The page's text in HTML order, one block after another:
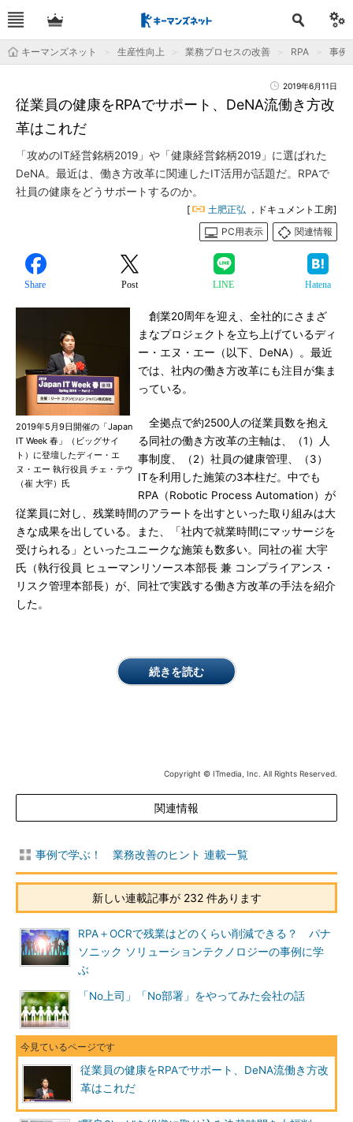
キーマンズネット 生産性向上 業務プロセスの改善 RPA 事例
2019年6月11日
従業員の健康をRPAでサポート、DeNA流働き方改
革はこれだ
「攻めのIT経営銘柄2019」や「健康経営銘柄2019」に選ばれた
DeNA。最近は、働き方改革に関連したIT活用が話題だ。RPAで
社員の健康をどうサポートするのか。
[ 土肥正弘 ，ドキュメント工房]
PC用表示
関連情報
Share Post LINE Hatena
2019年5月9日開催の「Japan
IT Week 春」（ビッグサイ
ト）に登壇したディー・エ
ヌ・エー 執行役員 チェ・テウ
（崔 大宇）氏
創業20周年を迎え、全社的にさまざ
まなプロジェクトを立ち上げているディ
ー・エヌ・エー（以下、DeNA）。最近
では、社内の働き方改革にも注目が集ま
っている。
全拠点で約2500人の従業員数を抱え
る同社の働き方改革の主軸は、（1）人
事制度、（2）社員の健康管理、（3）
ITを利用した施策の3本柱だ。中でも
RPA（Robotic Process Automation）が
従業員に対し、残業時間のアラートを出すといった取り組みは大
きな成果を出している。また、「社内で就業時間にマッサージを
受けられる」といったユニークな施策も数多い。同社の崔 大宇
氏（執行役員 ヒューマンリソース本部長 兼 コンプライアンス・
リスク管理本部長）が、同社で実践する働き方改革の手法を紹介
した。
続きを読む
Copyright © ITmedia, Inc. All Rights Reserved.
関連情報
事例で学ぶ！ 業務改善のヒント 連載一覧
新しい連載記事が 232 件あります
RPA＋OCRで残業はどのくらい削減できる？ パナ
ソニック ソリューションテクノロジーの事例に学
ぶ
「No上司」「No部署」をやってみた会社の話
従業員の健康をRPAでサポート、DeNA流働き方改
革はこれだ